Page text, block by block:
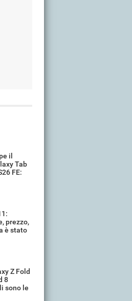
il
Tab
FE:
prezzo,
è stato
Z Fold
8
sono le